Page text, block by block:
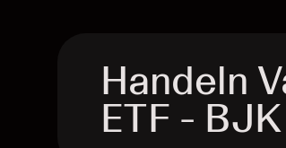
Handeln
ETF -